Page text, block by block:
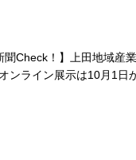
聞Check！】上田地域産
ンライン展示は10月1日